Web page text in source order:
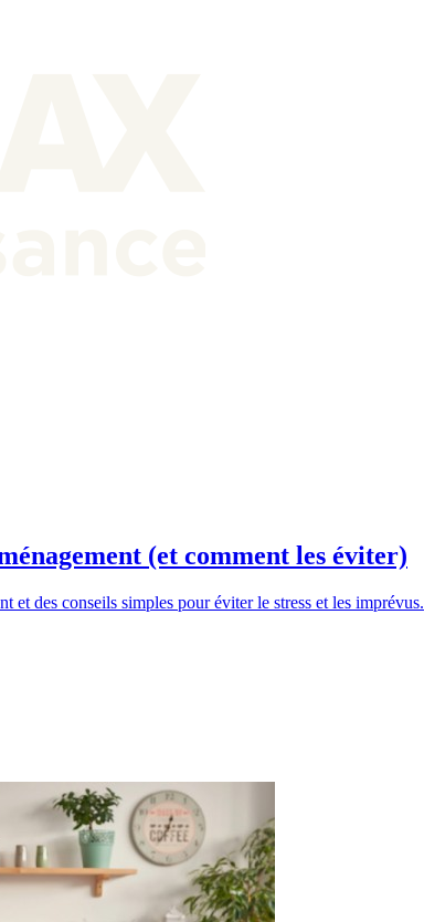
(et comment les éviter)
et des conseils simples pour éviter le stress et les imprévus.